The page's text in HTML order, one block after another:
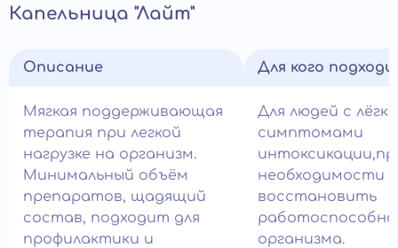
Капельница "Лайт"
Описание
Мягкая поддерживающая
терапия при легкой
нагрузке на организм.
Минимальный объём
препаратов, щадящий
состав, подходит для
профилактики и
Для кого
Для людей с
симптомами
необходимости
восстановить
организма.